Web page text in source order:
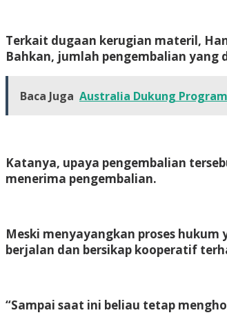
Terkait dugaan kerugian materil,
Bahkan, jumlah pengembalian
Baca Juga Australia Dukung
Katanya, upaya pengembalian
menerima pengembalian.
Meski menyayangkan proses
berjalan dan bersikap kooperatif
“Sampai saat ini beliau tetap